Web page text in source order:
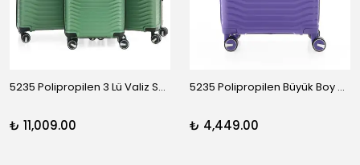
5235 Polipropilen 3 Lü Valiz Seti
₺ 11,009.00
5235 Polipropilen Büyük Boy Valiz
₺ 4,449.00